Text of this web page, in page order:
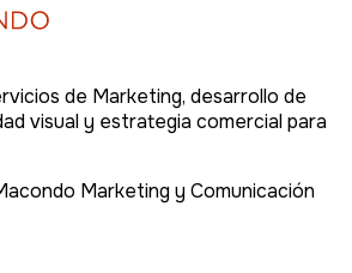
de Marketing, desarrollo de
visual y estrategia comercial para
Marketing y Comunicación